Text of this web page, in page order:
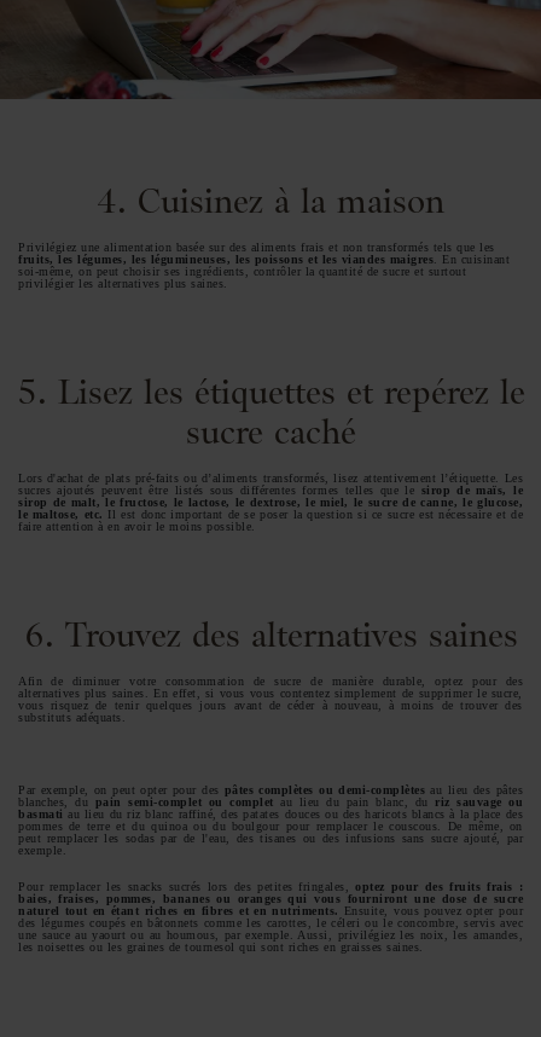
4. Cuisinez à la maison
Privilégiez une alimentation basée sur des aliments frais et non transformés tels que les
fruits, les légumes, les légumineuses, les poissons et les viandes maigres . En cuisinant
soi-même, on peut choisir ses ingrédients, contrôler la quantité de sucre et surtout
privilégier les alternatives plus saines.
5. Lisez les étiquettes et repérez le
sucre caché
Lors d'achat de plats pré-faits ou d’aliments transformés, lisez attentivement l’étiquette. Les
sucres ajoutés peuvent être listés sous différentes formes telles que le sirop de maïs, le
sirop de malt, le fructose, le lactose, le dextrose, le miel, le sucre de canne, le glucose,
le maltose, etc. Il est donc important de se poser la question si ce sucre est nécessaire et de
faire attention à en avoir le moins possible.
6. Trouvez des alternatives saines
Afin de diminuer votre consommation de sucre de manière durable, optez pour des
alternatives plus saines. En effet, si vous vous contentez simplement de supprimer le sucre,
vous risquez de tenir quelques jours avant de céder à nouveau, à moins de trouver des
substituts adéquats.
Par exemple, on peut opter pour des pâtes complètes ou demi-complètes au lieu des pâtes
blanches, du pain semi-complet ou complet au lieu du pain blanc, du riz sauvage ou
basmatiau lieu du riz blanc raffiné, des patates douces ou des haricots blancs à la place des
pommes de terre et du quinoa ou du boulgour pour remplacer le couscous. De même, on
peut remplacer les sodas par de l'eau, des tisanes ou des infusions sans sucre ajouté, par
exemple.
Pour remplacer les snacks sucrés lors des petites fringales,optez pour des fruits frais :
baies, fraises, pommes, bananes ou oranges qui vous fourniront une dose de sucre
naturel tout en étant riches en fibres et en nutriments. Ensuite, vous pouvez opter pour
des légumes coupés en bâtonnets comme les carottes, le céleri ou le concombre, servis avec
une sauce au yaourt ou au houmous, par exemple. Aussi, privilégiez les noix, les amandes,
les noisettes ou les graines de tournesol qui sont riches en graisses saines.